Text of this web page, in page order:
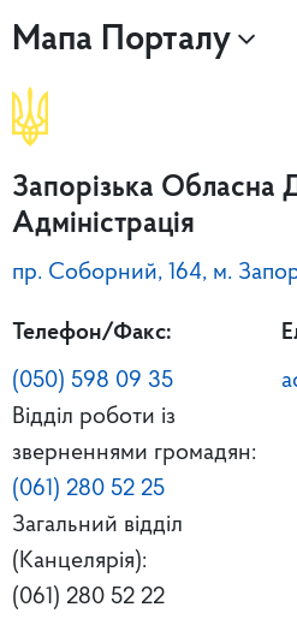
Мапа Порталу
Запорізька Обласна
Адміністрація
пр. Соборний, 164, м.
Телефон/Факс:
(050) 598 09 35
Відділ роботи із
зверненнями громадян:
(061) 280 52 25
Загальний відділ
(Канцелярія):
(061) 280 52 22